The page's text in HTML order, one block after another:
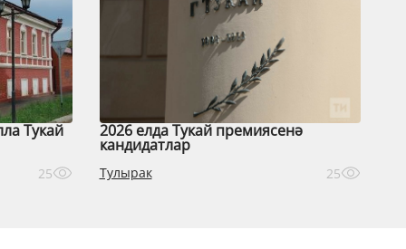
Тукай
25
2026 елда Тукай премиясенә
кандидатлар
Тулырак 25